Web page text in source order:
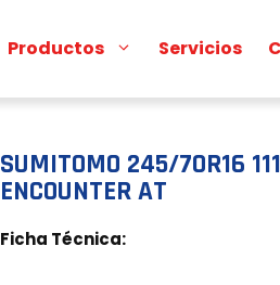
Productos Servicios
SUMITOMO 245/70R16
ENCOUNTER AT
Ficha Técnica: